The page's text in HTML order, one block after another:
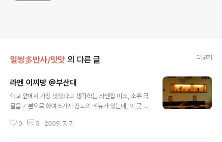
일쌍多반사/맛맛 의 다른 글 더보기
라멘 이찌방 @부산대
학교 앞에서 가장 맛있다고 생각하는 라멘집 미소, 소유 국
물을 기본으로 하여 5가지 정도의 메뉴가 있는데, 이 곳 라
카레도 있으며, 가격은 3500~5000원선 정문쪽 버스 정
0 5 2009. 7. 7.